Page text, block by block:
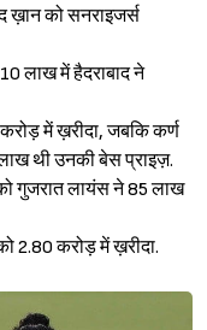
ख़ान को सनराइजर्स
लाख में हैदराबाद ने
में ख़रीदा, जबकि कर्ण
थी उनकी बेस प्राइज़.
गुजरात लायंस ने 85 लाख
2.80 करोड़ में ख़रीदा.